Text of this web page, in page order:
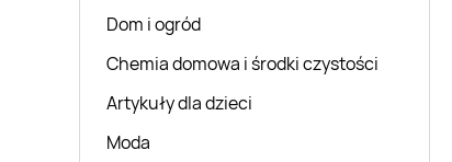
Dom i ogród
Chemia domowa i środki czystości
Artykuły dla dzieci
Moda